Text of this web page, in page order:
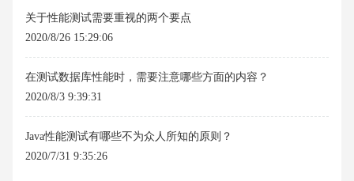
关于性能测试需要重视的两个要点
2020/8/26 15:29:06
在测试数据库性能时，需要注意哪些方面的内容？
2020/8/3 9:39:31
Java性能测试有哪些不为众人所知的原则？
2020/7/31 9:35:26